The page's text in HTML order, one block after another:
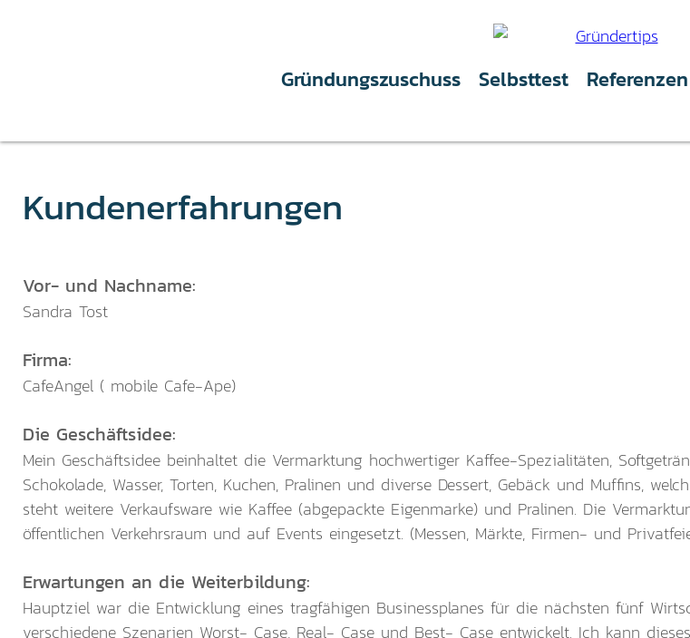
Gründungszuschuss Selbsttest Referenzen
Kundenerfahrungen
Vor- und Nachname:
Sandra Tost
Firma:
CafeAngel ( mobile Cafe-Ape)
Die Geschäftsidee:
Mein Geschäftsidee beinhaltet die Vermarktung hochwertiger Kaffee-Spezialitäten,
Schokolade, Wasser, Torten, Kuchen, Pralinen und diverse Dessert, Gebäck und Muffins,
steht weitere Verkaufsware wie Kaffee (abgepackte Eigenmarke) und Pralinen. Die
öffentlichen Verkehrsraum und auf Events eingesetzt. (Messen, Märkte, Firmen- und
Erwartungen an die Weiterbildung:
Hauptziel war die Entwicklung eines tragfähigen Businessplanes für die nächsten fünf
verschiedene Szenarien Worst- Case, Real- Case und Best- Case entwickelt. Ich kann